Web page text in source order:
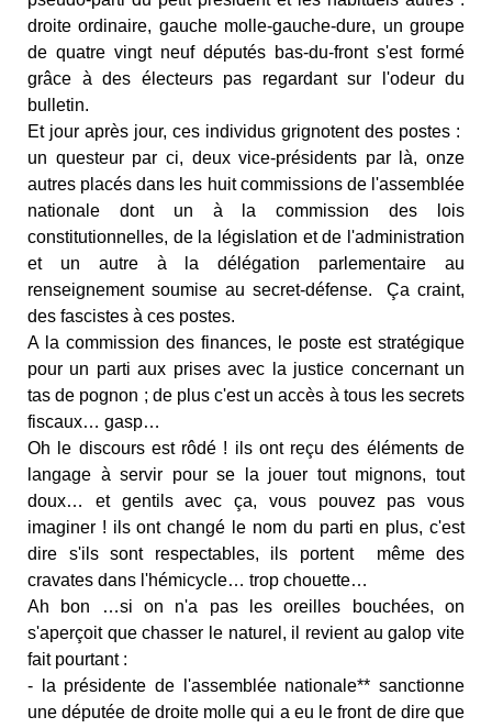
droite ordinaire, gauche molle-gauche-dure, un groupe
de quatre vingt neuf députés bas-du-front s'est formé
grâce à des électeurs pas regardant sur l'odeur du
bulletin.
Et jour après jour, ces individus grignotent des postes :
un questeur par ci, deux vice-présidents par là, onze
autres placés dans les huit commissions de l'assemblée
nationale dont un à la commission des lois
constitutionnelles, de la législation et de l'administration
et un autre à la délégation parlementaire au
renseignement soumise au secret-défense. Ça craint,
des fascistes à ces postes.
A la commission des finances, le poste est stratégique
pour un parti aux prises avec la justice concernant un
tas de pognon ; de plus c'est un accès à tous les secrets
fiscaux… gasp…
Oh le discours est rôdé ! ils ont reçu des éléments de
langage à servir pour se la jouer tout mignons, tout
doux… et gentils avec ça, vous pouvez pas vous
imaginer ! ils ont changé le nom du parti en plus, c'est
dire s'ils sont respectables, ils portent même des
cravates dans l'hémicycle… trop chouette…
Ah bon …si on n'a pas les oreilles bouchées, on
s'aperçoit que chasser le naturel, il revient au galop vite
fait pourtant :
- la présidente de l'assemblée nationale** sanctionne
une députée de droite molle qui a eu le front de dire que